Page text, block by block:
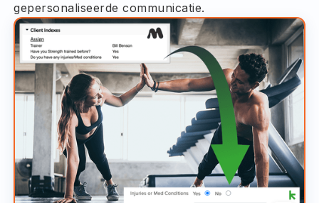
gepersonaliseerde communicatie.